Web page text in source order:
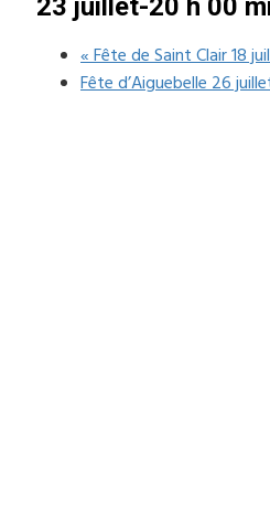
23 juillet-20 h 00
«Fête de Saint Clair 18
Fête d’Aiguebelle 26